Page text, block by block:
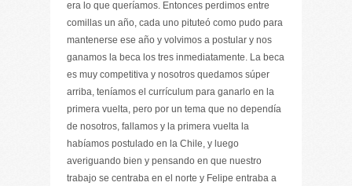
era lo que queríamos. Entonces perdimos entre
comillas un año, cada uno pituteó como pudo para
mantenerse ese año y volvimos a postular y nos
ganamos la beca los tres inmediatamente. La beca
es muy competitiva y nosotros quedamos súper
arriba, teníamos el currículum para ganarlo en la
primera vuelta, pero por un tema que no dependía
de nosotros, fallamos y la primera vuelta la
habíamos postulado en la Chile, y luego
averiguando bien y pensando en que nuestro
trabajo se centraba en el norte y Felipe entraba a